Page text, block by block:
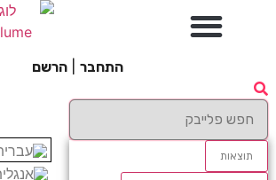
התחבר הרשם
תוצאות